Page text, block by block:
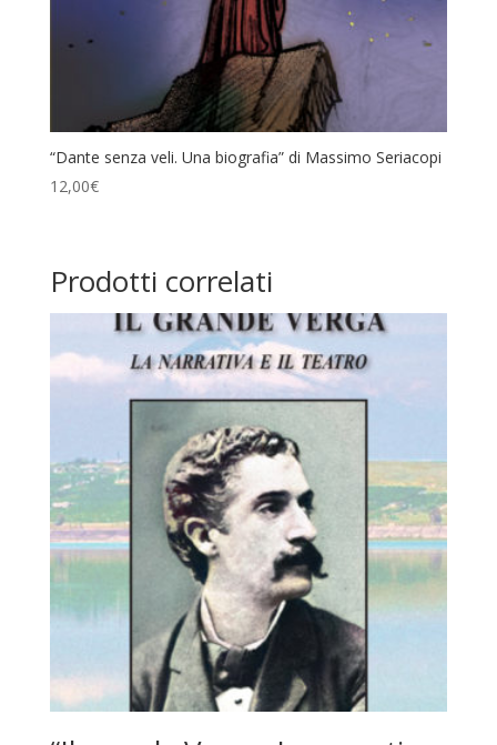
“Dante senza veli. Una biografia” di Massimo Seriacopi
12,00€
Prodotti correlati